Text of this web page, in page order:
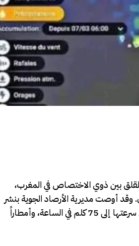
بين ذوي الاختصاص في المغرب،
أوصت مديرية الأرصاد الجوية بنشر
نشرة إنذارية حمراء دعت عموم المواطنين إلى الحيطة والحذر، إذ يُتوقع أن تجلب العاصفة رياحاً تصل سرعتها إلى 75 كلم في الساعة، وأمطاراً